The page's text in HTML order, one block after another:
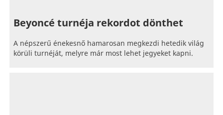
Beyoncé turnéja rekordot dönthet
A népszerű énekesnő hamarosan megkezdi hetedik világ
körüli turnéját, melyre már most lehet jegyeket kapni.